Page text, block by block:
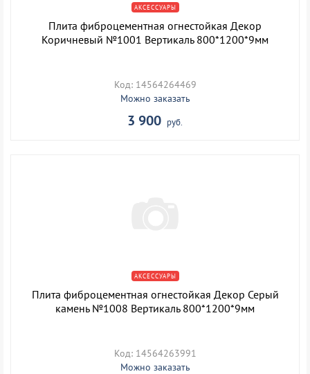
АКСЕССУАРЫ
Плита фиброцементная огнестойкая Декор
Коричневый №1001 Вертикаль 800*1200*9мм
Код: 14564264469
Можно заказать
3 900 руб.
АКСЕССУАРЫ
Плита фиброцементная огнестойкая Декор Серый
камень №1008 Вертикаль 800*1200*9мм
Код: 14564263991
Можно заказать